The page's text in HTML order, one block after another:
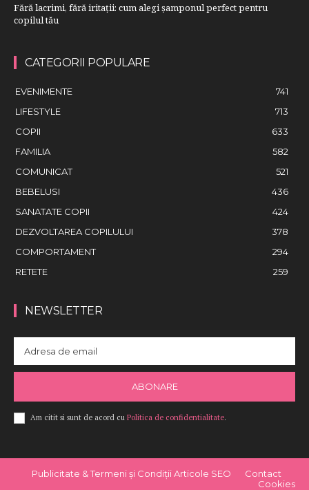
Fără lacrimi, fără iritații: cum alegi șamponul perfect pentru
copilul tău
CATEGORII POPULARE
EVENIMENTE
741
LIFESTYLE
713
COPII
633
FAMILIA
582
COMUNICAT
521
BEBELUSI
436
SANATATE COPII
424
DEZVOLTAREA COPILULUI
378
COMPORTAMENT
294
RETETE
259
NEWSLETTER
ABONARE
Am citit si sunt de acord cu Politica de confidentialitate.
Publicitate & Termeni și Condiții Articole SEO
Contact
Cookies